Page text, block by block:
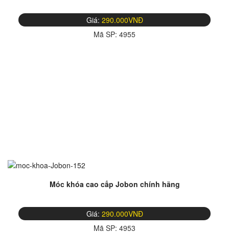
Giá: 290.000VNĐ
Mã SP: 4955
Móc khóa cao cấp Jobon chính hãng
Giá: 290.000VNĐ
Mã SP: 4953